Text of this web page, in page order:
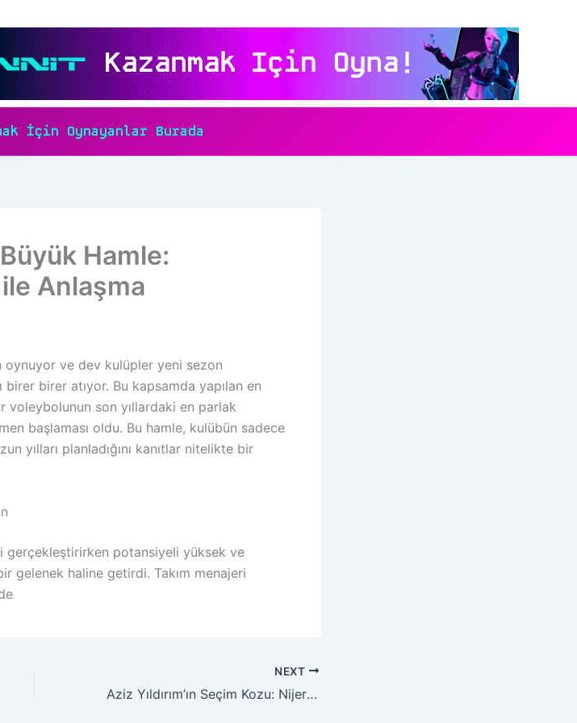
İçin Oynayanlar Burada
Hamle:
Anlaşma
oynuyor ve dev kulüpler yeni sezon
birer birer atıyor. Bu kapsamda yapılan en
son yıllardaki en parlak
başlaması oldu. Bu hamle, kulübün sadece
yılları planladığını kanıtlar nitelikte bir
gerçekleştirirken potansiyeli yüksek ve
gelenek haline getirdi. Takım menajeri
NEXT
Aziz Yıldırım’ın Seçim Kozu: Nijeryalı Dev Bassey